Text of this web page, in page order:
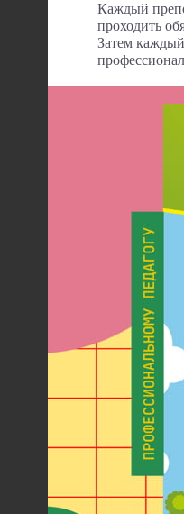
Каждый
проходить
Затем каждый